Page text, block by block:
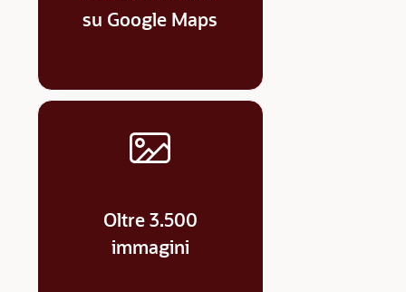
su Google Maps
Oltre 3.500
immagini